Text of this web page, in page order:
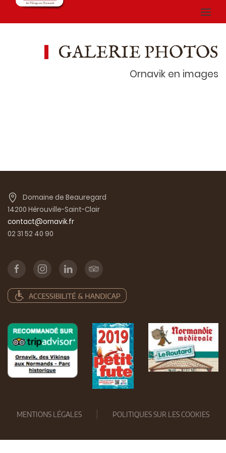
GALERIE PHOTOS
Ornavik en images
Domaine de Beauregard
14200 Hérouville-Saint-Clair
contact@ornavik.fr
02 31 52 40 90
MENTIONS LÉGALES POLITIQUES SUR LES COOKIES